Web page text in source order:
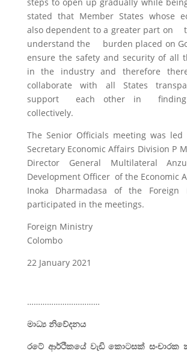
stated that Member States whose
also dependent to a greater part
understand the burden placed on
ensure the safety and security of all
in the industry and therefore
collaborate with all States
support each other in
collectively.
The Senior Officials meeting was led
Secretary Economic Affairs Division P
Director General Multilateral
Development Officer of the Economic
Inoka Dharmadasa of the Foreign
participated in the meetings.
Foreign Ministry
Colombo
22 January 2021
……………………………
මාධ්‍ය නිවේදනය
රටේ ආර්ථිකයේ වැඩි කොටසක් සංචාරක